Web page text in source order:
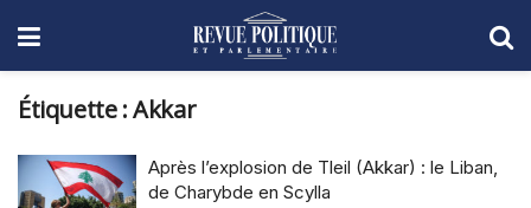
Étiquette :Akkar
Après l’explosion de Tleil (Akkar) : le Liban,
de Charybde en Scylla